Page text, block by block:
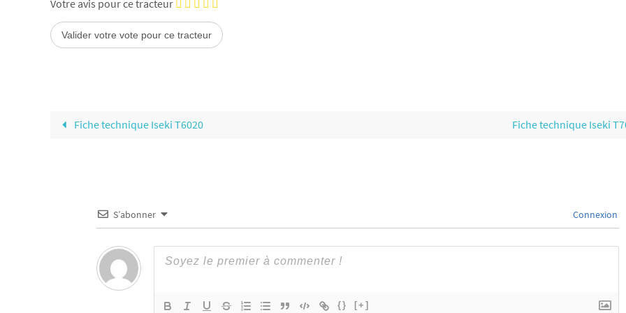
Votre avis pour ce tracteur
Fiche technique Iseki T6020 Fiche technique Iseki
S’abonner Connexion
{} [+]